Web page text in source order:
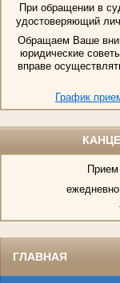
При обращении в
удостоверяющий
Обращаем Ваше
юридические
вправе
График
Прием
ежедневно
ГЛАВНАЯ